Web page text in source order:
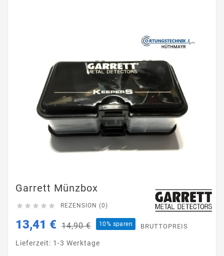
Garrett Münzbox
     REZENSION (0)
13,41 € 14,90 € 10% sparen BRUTTOPREIS
Lieferzeit: 1-3 Werktage